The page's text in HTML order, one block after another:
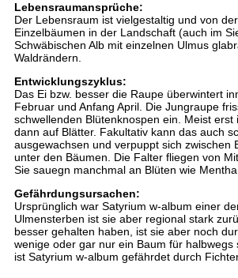
Lebensraumansprüche:
Der Lebensraum ist vielgestaltig und von
Einzelbäumen in der Landschaft (auch im
Schwäbischen Alb mit einzelnen Ulmus
Waldrändern.
Entwicklungszyklus:
Das Ei bzw. besser die Raupe überwintert
Februar und Anfang April. Die Jungraupe
schwellenden Blütenknospen ein. Meist
dann auf Blätter. Fakultativ kann das auch
ausgewachsen und verpuppt sich
unter den Bäumen. Die Falter fliegen von
Sie sauegn manchmal an Blüten wie
Gefährdungsursachen:
Ursprünglich war Satyrium w-album einer
Ulmensterben ist sie aber regional stark
besser gehalten haben, ist sie aber noch
wenige oder gar nur ein Baum für
ist Satyrium w-album gefährdet durch